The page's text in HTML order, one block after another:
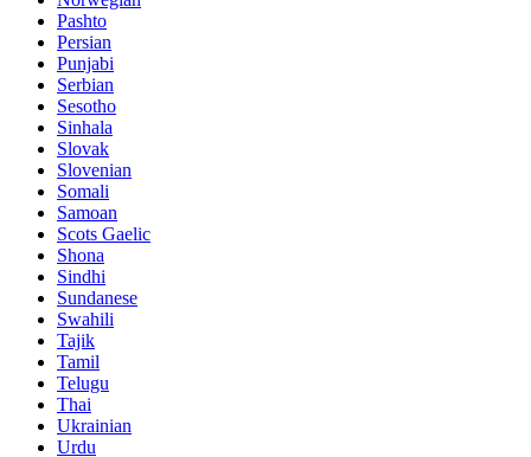
Pashto
Persian
Punjabi
Serbian
Sesotho
Sinhala
Slovak
Slovenian
Somali
Samoan
Scots Gaelic
Shona
Sindhi
Sundanese
Swahili
Tajik
Tamil
Telugu
Thai
Ukrainian
Urdu